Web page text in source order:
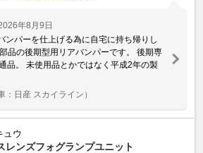
年8月9日
ンパーを仕上げる為に自宅に持ち帰りし
品の後期型用リアバンパーです。 後期専
品。 未使用品とかではなく平成2年の製
：日産 スカイライン）
ュウ
レンズフォグランプユニット